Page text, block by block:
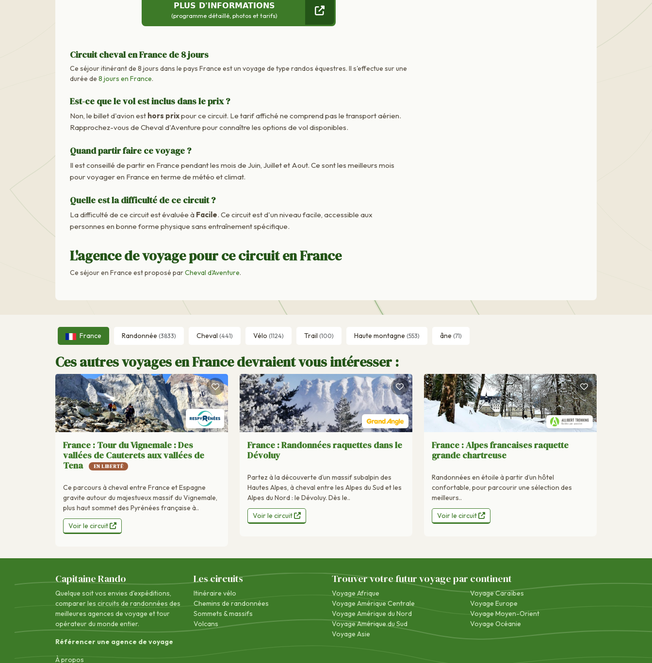
PLUS D'INFORMATIONS
(programme détaillé, photos et tarifs)
Circuit cheval en France de 8 jours
Ce séjour itinérant de 8 jours dans le pays France est un voyage de type randos équestres. Il s'effectue sur une
durée de 8 jours en France.
Est-ce que le vol est inclus dans le prix ?
Non, le billet d'avion est hors prixpour ce circuit. Le tarif affiché ne comprend pas le transport aérien.
Rapprochez-vous de Cheval d'Aventure pour connaître les options de vol disponibles.
Quand partir faire ce voyage ?
Il est conseillé de partir en France pendant les mois de Juin, Juillet et Aout. Ce sont les meilleurs mois
pour voyager en France en terme de météo et climat.
Quelle est la difficulté de ce circuit ?
La difficulté de ce circuit est évaluée à Facile. Ce circuit est d'un niveau facile, accessible aux
personnes en bonne forme physique sans entraînement spécifique.
L'agence de voyage pour ce circuit en France
Ce séjour en France est proposé parCheval d'Aventure.
France Randonnée (3833) Cheval (441) Vélo (1124) Trail (100) Haute montagne (553) âne (71)
Ces autres voyages en France devraient vous intéresser :
France : Tour du Vignemale : Des
vallées de Cauterets aux vallées de
Tena
EN LIBERTÉ
Ce parcours à cheval entre France et Espagne
gravite autour du majestueux massif du Vignemale,
plus haut sommet des Pyrénées française à..
Voir le circuit
France : Randonnées raquettes dans le
Dévoluy
Partez à la découverte d’un massif subalpin des
Hautes Alpes, à cheval entre les Alpes du Sud et les
Alpes du Nord : le Dévoluy. Dès le..
Voir le circuit
France : Alpes francaises raquette
grande chartreuse
Randonnées en étoile à partir d’un hôtel
confortable, pour parcourir une sélection des
meilleurs..
Voir le circuit
Capitaine Rando
Quelque soit vos envies d'expéditions,
comparer les circuits de randonnées des
meilleures agences de voyage et tour
opérateur du monde entier.
Référencer une agence de voyage
À propos
Les circuits
Itinéraire vélo
Chemins de randonnées
Sommets & massifs
Volcans
Trouver votre futur voyage par continent
Voyage Afrique
Voyage Amérique Centrale
Voyage Amérique du Nord
Voyage Amérique du Sud
Voyage Asie
Voyage Caraïbes
Voyage Europe
Voyage Moyen-Orient
Voyage Océanie